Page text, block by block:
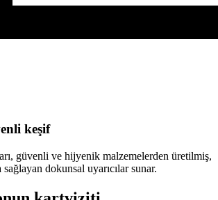
keşif
güvenli ve hijyenik malzemelerden üretilmiş,
dokunsal uyarıcılar sunar.